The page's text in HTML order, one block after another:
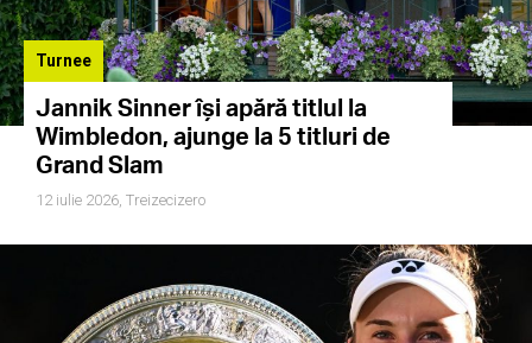
Turnee
Jannik Sinner își apără titlul la
Wimbledon, ajunge la 5 titluri de
Grand Slam
12 iulie 2026, Treizecizero